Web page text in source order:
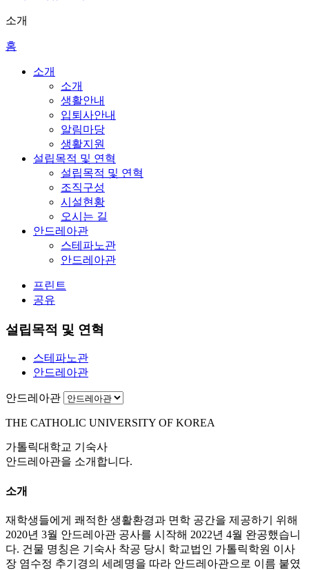
소개
홈
소개
소개
생활안내
입퇴사안내
알림마당
생활지원
설립목적 및 연혁
설립목적 및 연혁
조직구성
시설현황
오시는 길
안드레아관
스테파노관
안드레아관
프린트
공유
설립목적 및 연혁
스테파노관
안드레아관
안드레아관
THE CATHOLIC UNIVERSITY OF KOREA
가톨릭대학교 기숙사
안드레아관을 소개합니다.
소개
재학생들에게 쾌적한 생활환경과 면학 공간을 제공하기 위해
2020년 3월 안드레아관 공사를 시작해 2022년 4월 완공했습니
다. 건물 명칭은 기숙사 착공 당시 학교법인 가톨릭학원 이사
장 염수정 추기경의 세례명을 따라 안드레아관으로 이름 붙였